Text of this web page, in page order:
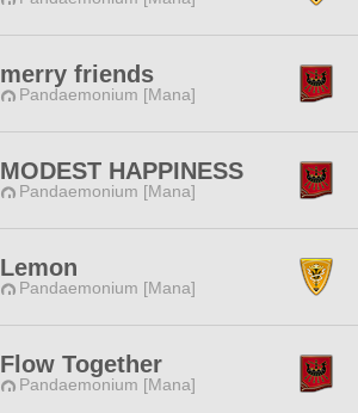
merry friends
Pandaemonium [Mana]
MODEST HAPPINESS
Pandaemonium [Mana]
Lemon
Pandaemonium [Mana]
Flow Together
Pandaemonium [Mana]